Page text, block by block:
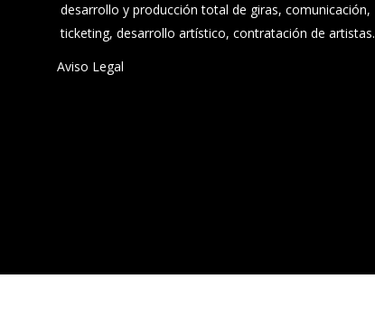
desarrollo y producción total de giras, comunicación,
ticketing, desarrollo artístico, contratación de artistas.
Aviso Legal